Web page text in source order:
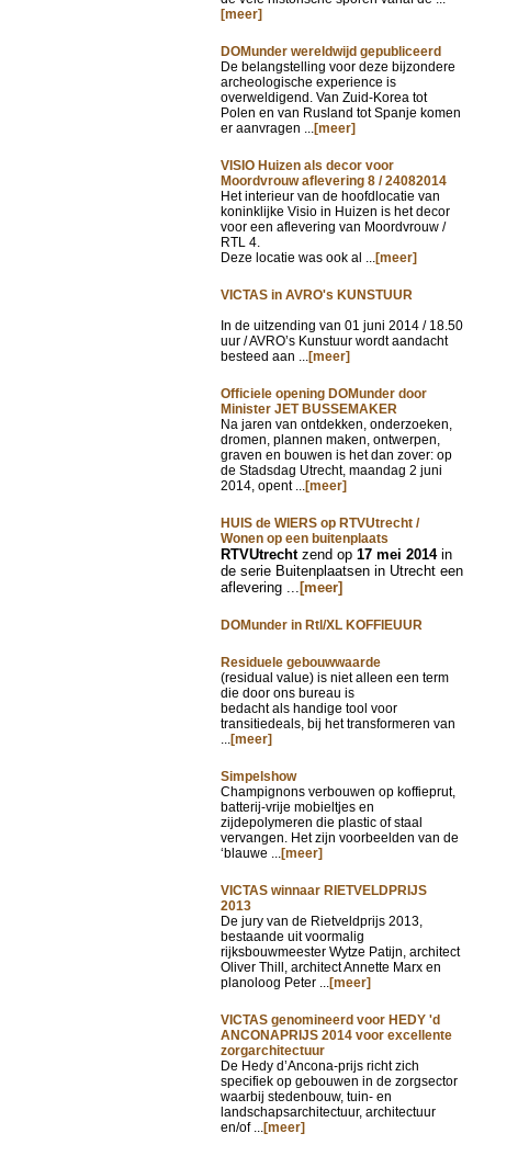
[meer]
DOMunder wereldwijd gepubliceerd
De belangstelling voor deze bijzondere
archeologische experience is
overweldigend. Van Zuid-Korea tot
Polen en van Rusland tot Spanje komen
er aanvragen ...[meer]
VISIO Huizen als decor voor
Moordvrouw aflevering 8 / 24082014
Het interieur van de hoofdlocatie van
koninklijke Visio in Huizen is het decor
voor een aflevering van Moordvrouw /
RTL 4.
Deze locatie was ook al ...[meer]
VICTAS in AVRO's KUNSTUUR
In de uitzending van 01 juni 2014 / 18.50
uur / AVRO’s Kunstuur wordt aandacht
besteed aan ...[meer]
Officiele opening DOMunder door
Minister JET BUSSEMAKER
Na jaren van ontdekken, onderzoeken,
dromen, plannen maken, ontwerpen,
graven en bouwen is het dan zover: op
de Stadsdag Utrecht, maandag 2 juni
2014, opent ...[meer]
HUIS de WIERS op RTVUtrecht /
Wonen op een buitenplaats
RTVUtrechtzend op 17 mei 2014 in
de serie Buitenplaatsen in Utrecht een
aflevering ... [meer]
DOMunder in Rtl/XL KOFFIEUUR
Residuele gebouwwaarde
(residual value) is niet alleen een term
die door ons bureau is
bedacht als handige tool voor
transitiedeals, bij het transformeren van
...[meer]
Simpelshow
Champignons verbouwen op koffieprut,
batterij-vrije mobieltjes en
zijdepolymeren die plastic of staal
vervangen. Het zijn voorbeelden van de
‘blauwe ...[meer]
VICTAS winnaar RIETVELDPRIJS
2013
De jury van de Rietveldprijs 2013,
bestaande uit voormalig
rijksbouwmeester Wytze Patijn, architect
Oliver Thill, architect Annette Marx en
planoloog Peter ...[meer]
VICTAS genomineerd voor HEDY 'd
ANCONAPRIJS 2014 voor excellente
zorgarchitectuur
De Hedy d’Ancona-prijs richt zich
specifiek op gebouwen in de zorgsector
waarbij stedenbouw, tuin- en
landschapsarchitectuur, architectuur
en/of ...[meer]